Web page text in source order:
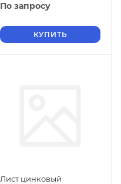
По запросу
КУПИТЬ
Лист цинковый